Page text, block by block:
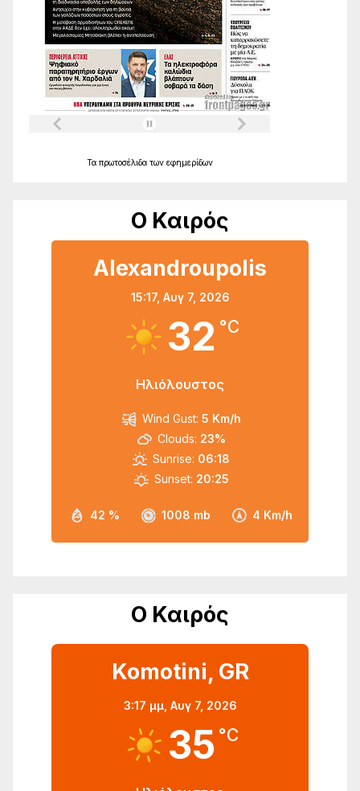
Τα πρωτοσέλιδα των εφημερίδων
Ο Καιρός
Alexandroupolis
15:17, Αυγ 7, 2026
32 °C
Ηλιόλουστος
42 % 1008 mb 4 Km/h
Wind Gust: 5 Km/h
Clouds: 23%
Sunrise: 06:18
Sunset: 20:25
Ο Καιρός
Komotini, GR
3:17 μμ, Αυγ 7, 2026
35 °C